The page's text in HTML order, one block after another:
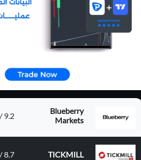
Blueberry
Markets
9.2 / 10
TICKMILL
8.7 / 10
كاش باك يصل الى
4...